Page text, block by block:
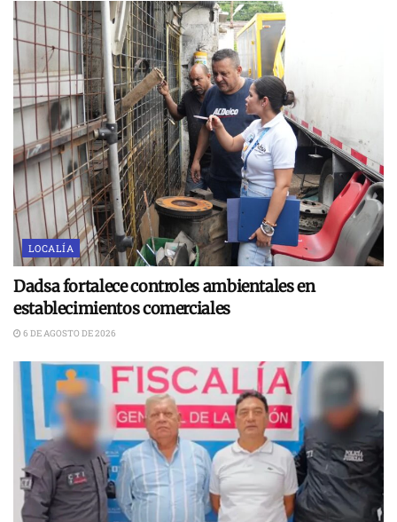
LOCALÍA
Dadsa fortalece controles ambientales en
establecimientos comerciales
6 DE AGOSTO DE 2026